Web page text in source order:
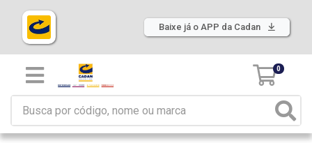
Baixe já o APP da Cadan
0